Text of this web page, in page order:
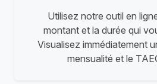
Utilisez notre outil en
montant et la durée qui
Visualisez immédiatement
mensualité et le